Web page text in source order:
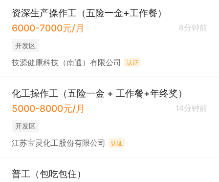
资深生产操作工（五险一金+工作餐）
6000-7000元/月
8分钟前
开发区
技源健康科技（南通）有限公司 认证
化工操作工（五险一金 + 工作餐+年终奖）
5000-8000元/月
14分钟前
开发区
江苏宝灵化工股份有限公司 认证
普工（包吃包住）